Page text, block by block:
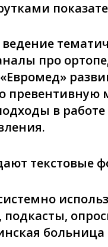
про
превентивную
в
текстовые
подкасты,